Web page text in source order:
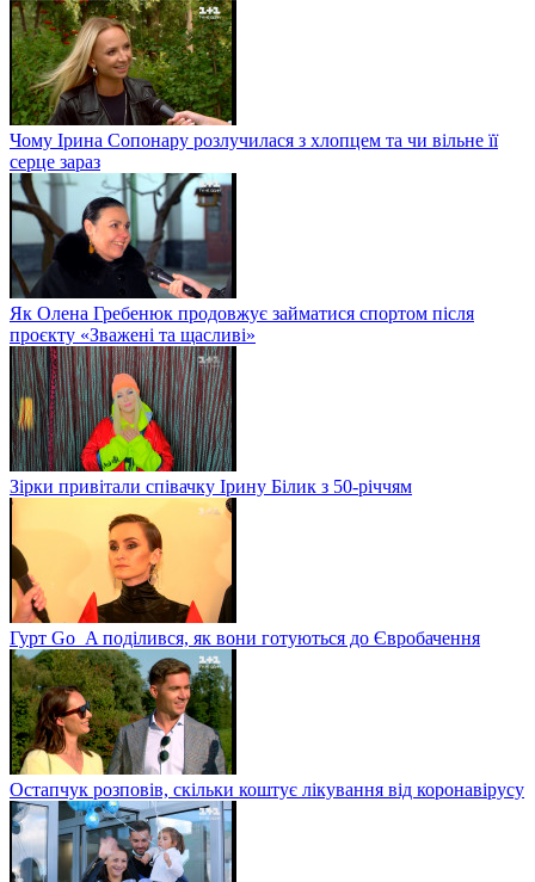
Чому Ірина Сопонару розлучилася з хлопцем та чи вільне її
серце зараз
Як Олена Гребенюк продовжує займатися спортом після
проєкту «Зважені та щасливі»
Зірки привітали співачку Ірину Білик з 50-річчям
Гурт Go_A поділився, як вони готуються до Євробачення
Остапчук розповів, скільки коштує лікування від коронавірусу